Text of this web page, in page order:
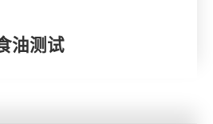
油测试